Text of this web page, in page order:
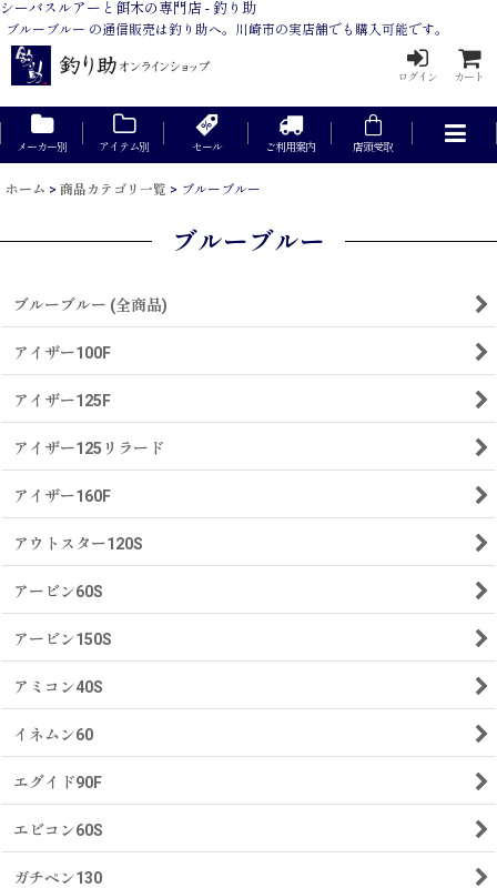
シーバスルアーと餌木の専門店 - 釣り助
ブルーブルー の通信販売は釣り助へ。川崎市の実店舗でも購入可能です。
ログイン カート
メーカー別 アイテム別 セール ご利用案内 店頭受取
ホーム > 商品カテゴリ一覧 > ブルーブルー
ブルーブルー
ブルーブルー (全商品)
アイザー100F
アイザー125F
アイザー125リラード
アイザー160F
アウトスター120S
アービン60S
アービン150S
アミコン40S
イネムン60
エグイド90F
エビコン60S
ガチペン130